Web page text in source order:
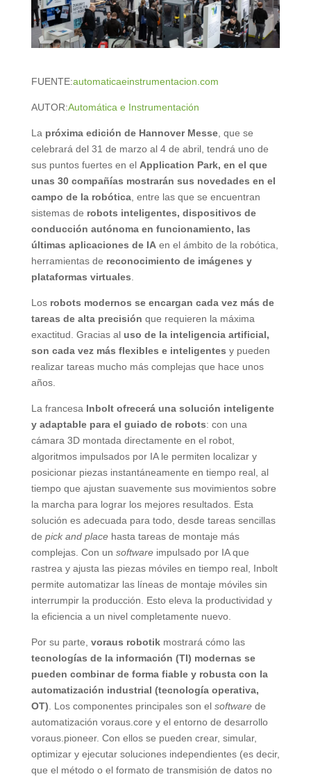
FUENTE:automaticaeinstrumentacion.com
AUTOR:Automática e Instrumentación
La próxima edición de Hannover Messe, que se
celebrará del 31 de marzo al 4 de abril, tendrá uno de
sus puntos fuertes en el Application Park, en el que
unas 30 compañías mostrarán sus novedades en el
campo de la robótica, entre las que se encuentran
sistemas de robots inteligentes, dispositivos de
conducción autónoma en funcionamiento, las
últimas aplicaciones de IAen el ámbito de la robótica,
herramientas de reconocimiento de imágenes y
plataformas virtuales
Los robots modernos se encargan cada vez más de
tareas de alta precisión que requieren la máxima
exactitud. Gracias al uso de la inteligencia artificial,
son cada vez más flexibles e inteligentes y pueden
realizar tareas mucho más complejas que hace unos
años.
La francesa Inbolt ofrecerá una solución inteligente
y adaptable para el guiado de robots: con una
cámara 3D montada directamente en el robot,
algoritmos impulsados ​​por IA le permiten localizar y
posicionar piezas instantáneamente en tiempo real, al
tiempo que ajustan suavemente sus movimientos sobre
la marcha para lograr los mejores resultados. Esta
solución es adecuada para todo, desde tareas sencillas
de pick and place hasta tareas de montaje más
complejas. Con un softwareimpulsado por IA que
rastrea y ajusta las piezas móviles en tiempo real, Inbolt
permite automatizar las líneas de montaje móviles sin
interrumpir la producción. Esto eleva la productividad y
la eficiencia a un nivel completamente nuevo.
Por su parte, voraus robotikmostrará cómo las
tecnologías de la información (TI) modernas se
pueden combinar de forma fiable y robusta con la
automatización industrial (tecnología operativa,
OT) . Los componentes principales son el softwarede
automatización voraus.core y el entorno de desarrollo
voraus.pioneer. Con ellos se pueden crear, simular,
optimizar y ejecutar soluciones independientes (es decir,
que el método o el formato de transmisión de datos no